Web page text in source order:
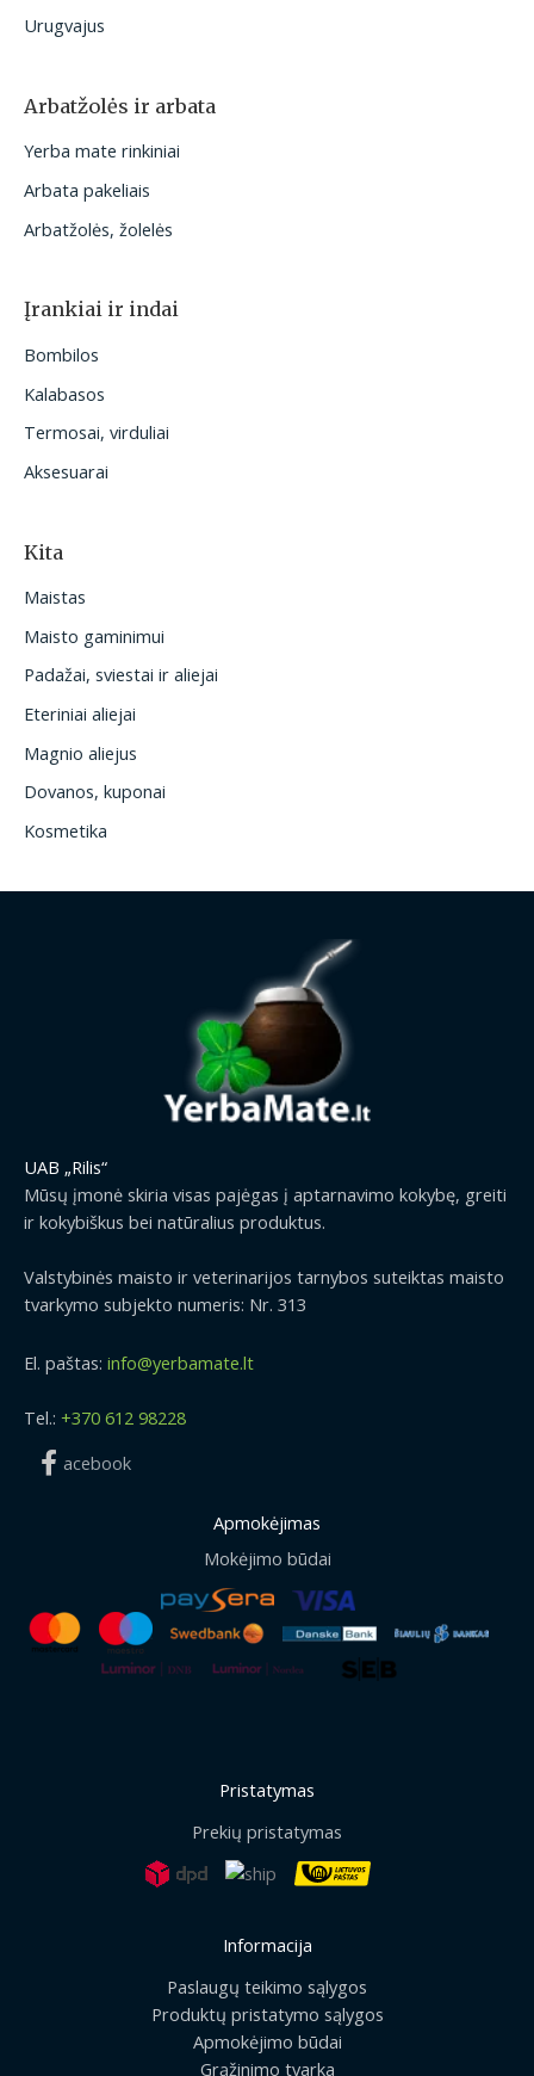
Urugvajus
Arbatžolės ir arbata
Yerba mate rinkiniai
Arbata pakeliais
Arbatžolės, žolelės
Įrankiai ir indai
Bombilos
Kalabasos
Termosai, virduliai
Aksesuarai
Kita
Maistas
Maisto gaminimui
Padažai, sviestai ir aliejai
Eteriniai aliejai
Magnio aliejus
Dovanos, kuponai
Kosmetika
UAB „Rilis“
Mūsų įmonė skiria visas pajėgas į aptarnavimo kokybę, greiti
ir kokybiškus bei natūralius produktus.
Valstybinės maisto ir veterinarijos tarnybos suteiktas maisto
tvarkymo subjekto numeris: Nr. 313
El. paštas: info@yerbamate.lt
Tel.: +370 612 98228
acebook
Apmokėjimas
Mokėjimo būdai
Pristatymas
Prekių pristatymas
Informacija
Paslaugų teikimo sąlygos
Produktų pristatymo sąlygos
Apmokėjimo būdai
Grąžinimo tvarka